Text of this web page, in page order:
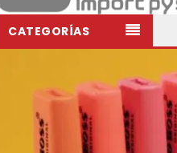
CATEGORÍAS